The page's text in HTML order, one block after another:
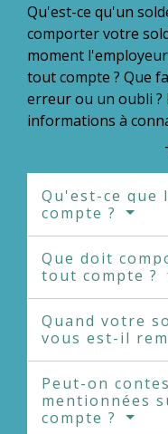
Qu'est-ce qu'un
comporter votre
moment
tout compte ? Que
erreur ou un oubli ?
informations à
Qu'est-ce que
compte ?
Que doit
tout compte ?
Quand votre
vous est-il
Peut-on
mentionnées
compte ?